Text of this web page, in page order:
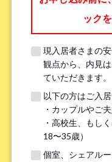
メールアドレス
受信できない状況です。確
ック
現入居者さまの
観点から、内見
ていただきます。
以下の方はご入
・カップルやご
・高校生、もし
18〜35歳）
個室、シェアル